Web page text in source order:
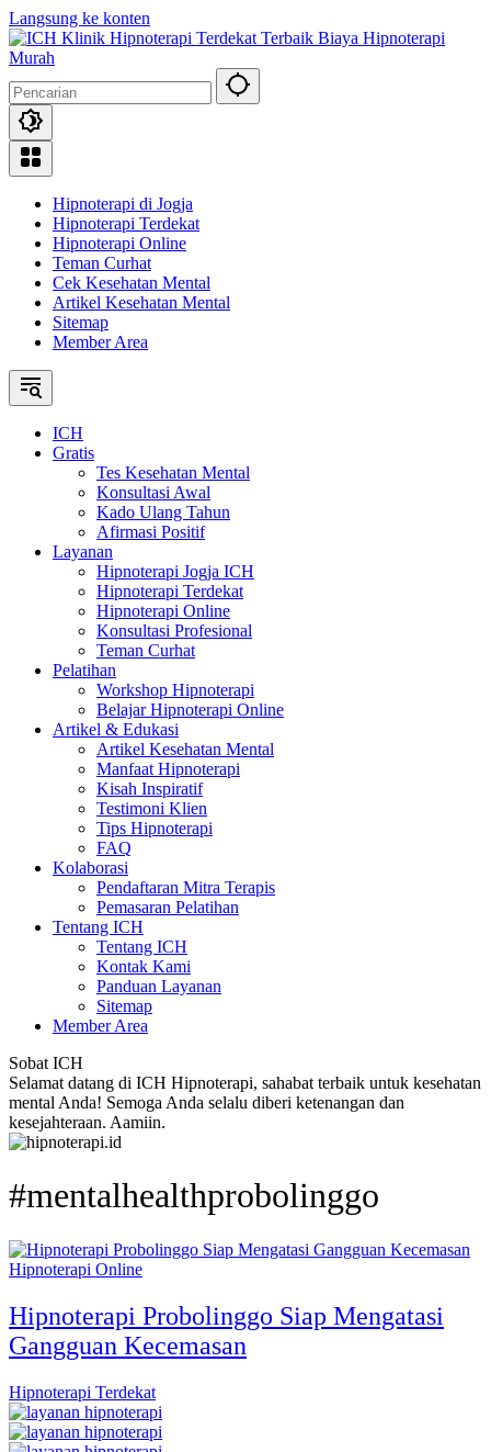
Langsung ke konten
Hipnoterapi di Jogja
Hipnoterapi Terdekat
Hipnoterapi Online
Teman Curhat
Cek Kesehatan Mental
Artikel Kesehatan Mental
Sitemap
Member Area
ICH
Gratis
Tes Kesehatan Mental
Konsultasi Awal
Kado Ulang Tahun
Afirmasi Positif
Layanan
Hipnoterapi Jogja ICH
Hipnoterapi Terdekat
Hipnoterapi Online
Konsultasi Profesional
Teman Curhat
Pelatihan
Workshop Hipnoterapi
Belajar Hipnoterapi Online
Artikel & Edukasi
Artikel Kesehatan Mental
Manfaat Hipnoterapi
Kisah Inspiratif
Testimoni Klien
Tips Hipnoterapi
FAQ
Kolaborasi
Pendaftaran Mitra Terapis
Pemasaran Pelatihan
Tentang ICH
Tentang ICH
Kontak Kami
Panduan Layanan
Sitemap
Member Area
Sobat ICH
Selamat datang di ICH Hipnoterapi, sahabat terbaik untuk kesehatan
mental Anda! Semoga Anda selalu diberi ketenangan dan
kesejahteraan. Aamiin.
#mentalhealthprobolinggo
Hipnoterapi Online
Hipnoterapi Probolinggo Siap Mengatasi
Gangguan Kecemasan
Hipnoterapi Terdekat